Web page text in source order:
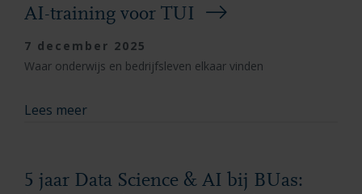
AI-training voor TUI
7 december 2025
Waar onderwijs en bedrijfsleven elkaar vinden
Lees meer
5 jaar Data Science & AI bij BUas: